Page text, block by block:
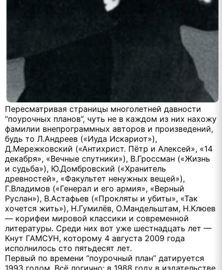
Пересматривая страницы многолетней давности
“поурочных планов”, чуть не в каждом из них нахожу
фамилии внепрограммных авторов и произведений,
будь то Л.Андреев («Иуда Искариот»),
Д.Мережковский («Антихрист. Пётр и Алексей», «14
декабря», «Вечные спутники»), В.Гроссман («Жизнь
и судьба»), Ю.Домбровский («Хранитель
древностей», «Факультет ненужных вещей»),
Г.Владимов («Генерал и его армия», «Верный
Руслан»), В.Астафьев («Прокляты и убиты», «Так
хочется жить»), Н.Гумилёв, О.Мандельштам, Н.Клюев
— корифеи мировой классики и современной
литературы. Среди них вот уже шестнадцать лет —
Кнут ГАМСУН, которому 4 августа 2009 года
исполнилось сто пятьдесят лет.
Первый по времени “поурочный план” датируется
1993 годом. Всё логично: в 1988 году в издательстве